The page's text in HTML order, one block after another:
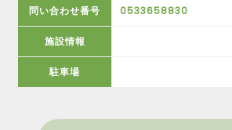
問い合わせ番号 0533658830
施設情報
駐車場